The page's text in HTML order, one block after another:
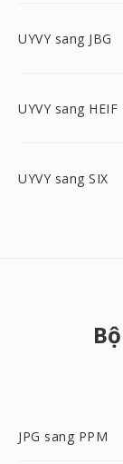
UYVY sang JBG
UYVY sang HEIF
UYVY sang SIX
JPG sang PPM